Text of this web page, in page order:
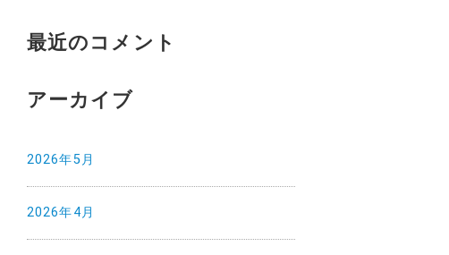
最近のコメント
アーカイブ
2026年5月
2026年4月